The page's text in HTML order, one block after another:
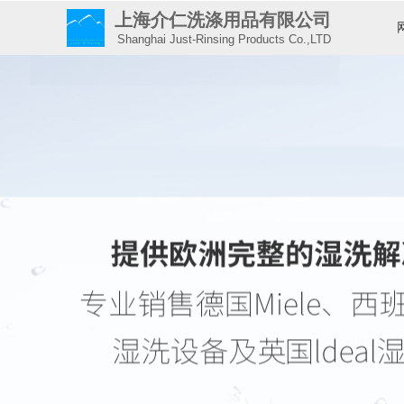
Shanghai Just-Rinsing Products Co.,LTD
上海介仁洗涤用品有限公司